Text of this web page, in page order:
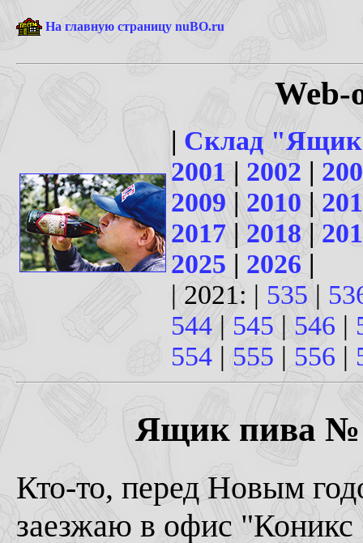
На главную страницу nuBO.ru
| Склад
2001 | 2002 |
2009| 2010|
2017 | 2018|
2025 | 2026|
| 2021: | 535|
544 | 545 |546 |
554 | 555 | 556 |
Ящик пива №
Кто-то, перед Новым
заезжаю в офис "Коникс